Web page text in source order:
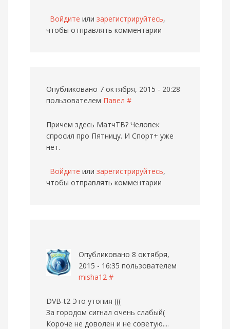
Войдите или зарегистрируйтесь,
чтобы отправлять комментарии
Опубликовано 7 октября, 2015 - 20:28
пользователем Павел #
Причем здесь МатчТВ? Человек
спросил про Пятницу. И Спорт+ уже
нет.
Войдите или зарегистрируйтесь,
чтобы отправлять комментарии
Опубликовано 8 октября,
2015 - 16:35 пользователем
misha12 #
DVB-t2 Это утопия (((
За городом сигнал очень слабый(
Короче не доволен и не советую....